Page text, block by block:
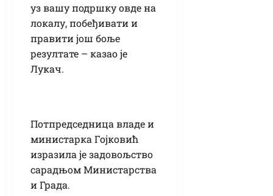
уз вашу подршку овде на
локалу, побеђивати и
правити још боље
резултате – казао је
Лукач.
Потпредседница владе и
министарка Гојковић
изразила је задовољство
сарадњом Министарства
и Града.